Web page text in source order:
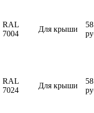
RAL
7004
Для крыши
RAL
7024
Для крыши